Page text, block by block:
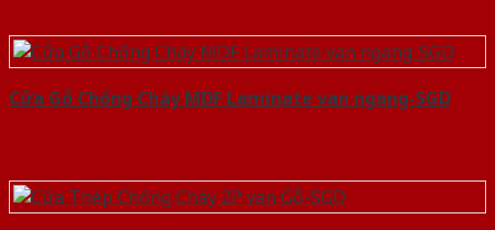
Cửa Gỗ Chống Cháy MDF Laminate van ngang-SGD